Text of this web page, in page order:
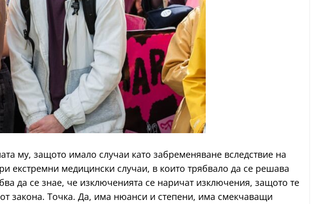
му, защото имало случаи като забременяване вследствие на
екстремни медицински случаи, в които трябвало да се решава
да се знае, че изключенията се наричат изключения, защото те
закона. Точка. Да, има нюанси и степени, има смекчаващи